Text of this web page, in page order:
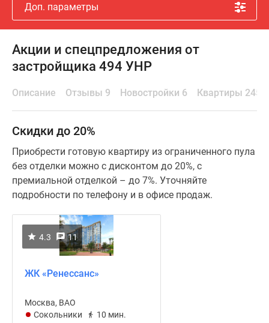
Доп. параметры
Акции и спецпредложения от
застройщика 494 УНР
Описание Отзывы 9 Новостройки 6 Квартиры 245
Скидки до 20%
Приобрести готовую квартиру из ограниченного пула
без отделки можно с дисконтом до 20%, с
премиальной отделкой – до 7%. Уточняйте
подробности по телефону и в офисе продаж.
4.3 11
ЖК «Ренессанс»
Москва, ВАО
Сокольники
10 мин.